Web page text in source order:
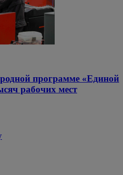
программе «Единой
рабочих мест